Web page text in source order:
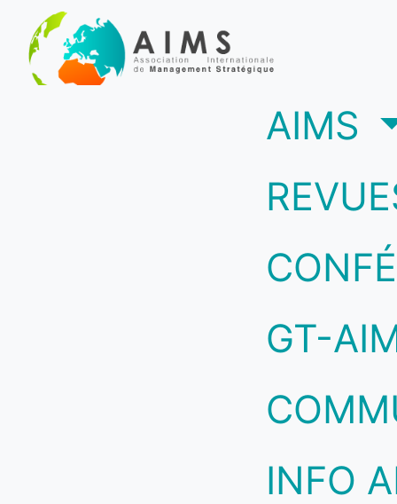
AIMS
GT-
INFO